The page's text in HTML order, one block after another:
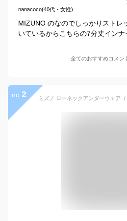
nanacoco(40代・女性)
MIZUNO のなのでしっかりストレ
いているからこちらの7分丈イン
全てのおすすめコメン
no. 2